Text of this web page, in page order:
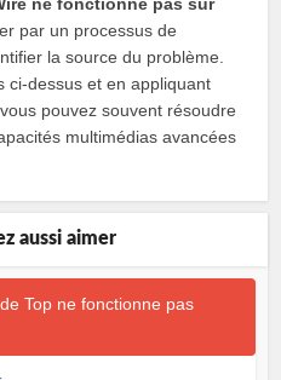
par un processus de
la source du problème.
ci-dessus et en appliquant
pouvez souvent résoudre
multimédias avancées
aussi aimer